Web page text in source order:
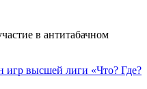
в антитабачном
игр высшей лиги «Что? Где?